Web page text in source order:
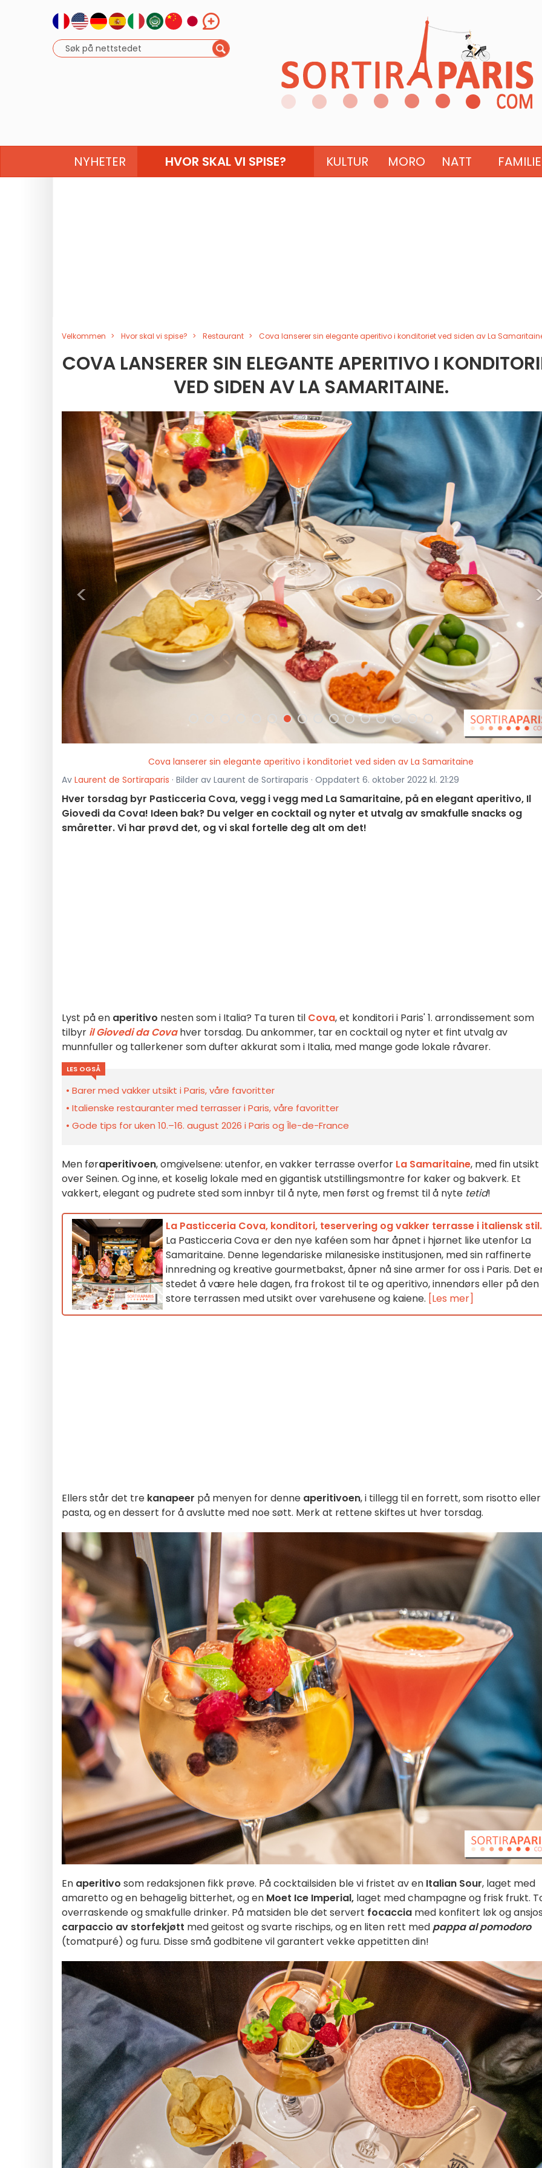
NYHETER HVOR SKAL VI SPISE? KULTUR MORO NATT FAMILIE
Velkommen Hvor skal vi spise? Restaurant Cova lanserer sin elegante aperitivo i konditoriet ved siden av La
COVA LANSERER SIN ELEGANTE APERITIVO I
VED SIDEN AV LA SAMARITAINE.
<
Cova lanserer sin elegante aperitivo i konditoriet ved siden av La Samaritaine
Av Laurent de Sortiraparis · Bilder av Laurent de Sortiraparis · Oppdatert 6. oktober 2022 kl. 21:29
Hver torsdag byr Pasticceria Cova, vegg i vegg med La Samaritaine, på en elegant aperitivo, Il
Giovedi da Cova! Ideen bak? Du velger en cocktail og nyter et utvalg av smakfulle snacks og
småretter. Vi har prøvd det, og vi skal fortelle deg alt om det!
Lyst på en aperitivo nesten som i Italia? Ta turen til Cova, et konditori i Paris' 1. arrondissement som
tilbyr il Giovedi da Covahver torsdag. Du ankommer, tar en cocktail og nyter et fint utvalg av
munnfuller og tallerkener som dufter akkurat som i Italia, med mange gode lokale råvarer.
LES OGSÅ
Barer med vakker utsikt i Paris, våre favoritter
Italienske restauranter med terrasser i Paris, våre favoritter
Gode tips for uken 10.–16. august 2026 i Paris og Île-de-France
Men føraperitivoen, omgivelsene: utenfor, en vakker terrasse overfor La Samaritaine, med fin utsikt
over Seinen. Og inne, et koselig lokale med en gigantisk utstillingsmontre for kaker og bakverk. Et
vakkert, elegant og pudrete sted som innbyr til å nyte, men først og fremst til å nyte tetid!
La Pasticceria Cova, konditori, teservering og vakker terrasse i italiensk stil.
La Pasticceria Cova er den nye kaféen som har åpnet i hjørnet like utenfor La
Samaritaine. Denne legendariske milanesiske institusjonen, med sin raffinerte
innredning og kreative gourmetbakst, åpner nå sine armer for oss i Paris. Det
stedet å være hele dagen, fra frokost til te og aperitivo, innendørs eller på den
store terrassen med utsikt over varehusene og kaiene. [Les mer]
Ellers står det tre kanapeer på menyen for denne aperitivoen, i tillegg til en forrett, som risotto eller
pasta, og en dessert for å avslutte med noe søtt. Merk at rettene skiftes ut hver torsdag.
En aperitivo som redaksjonen fikk prøve. På cocktailsiden ble vi fristet av en Italian Sour, laget med
amaretto og en behagelig bitterhet, og en Moet Ice Imperial, laget med champagne og frisk frukt.
overraskende og smakfulle drinker. På matsiden ble det servert focaccia med konfitert løk og
carpaccio av storfekjøtt med geitost og svarte rischips, og en liten rett med pappa al pomodoro
(tomatpuré) og furu. Disse små godbitene vil garantert vekke appetitten din!